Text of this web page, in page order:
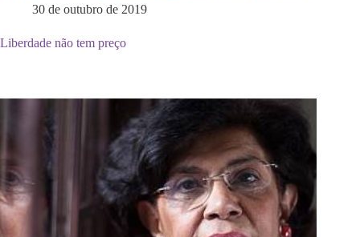
30 de outubro de 2019
Liberdade não tem preço